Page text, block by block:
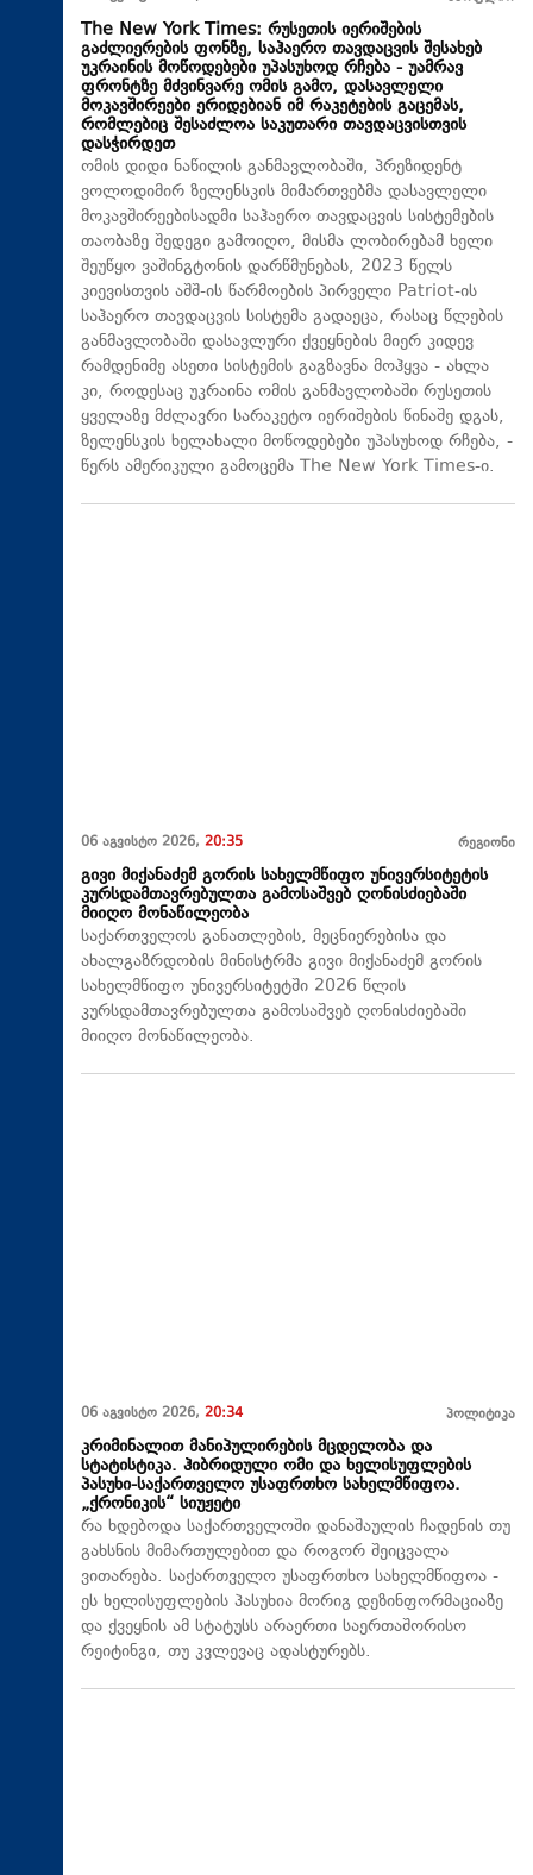
The New York Times: რუსეთის იერიშების
გაძლიერების ფონზე, საჰაერო თავდაცვის შესახებ
უკრაინის მოწოდებები უპასუხოდ რჩება - უამრავ
ფრონტზე მძვინვარე ომის გამო, დასავლელი
მოკავშირეები ერიდებიან იმ რაკეტების გაცემას,
რომლებიც შესაძლოა საკუთარი თავდაცვისთვის
დასჭირდეთ
ომის დიდი ნაწილის განმავლობაში, პრეზიდენტ
ვოლოდიმირ ზელენსკის მიმართვებმა დასავლელი
მოკავშირეებისადმი საჰაერო თავდაცვის სისტემების
თაობაზე შედეგი გამოიღო, მისმა ლობირებამ ხელი
შეუწყო ვაშინგტონის დარწმუნებას, 2023 წელს
კიევისთვის აშშ-ის წარმოების პირველი Patriot-ის
საჰაერო თავდაცვის სისტემა გადაეცა, რასაც წლების
განმავლობაში დასავლური ქვეყნების მიერ კიდევ
რამდენიმე ასეთი სისტემის გაგზავნა მოჰყვა - ახლა
კი, როდესაც უკრაინა ომის განმავლობაში რუსეთის
ყველაზე მძლავრი სარაკეტო იერიშების წინაშე დგას,
ზელენსკის ხელახალი მოწოდებები უპასუხოდ რჩება, -
წერს ამერიკული გამოცემა The New York Times-ი.
06 აგვისტო 2026, 20:35 რეგიონი
გივი მიქანაძემ გორის სახელმწიფო უნივერსიტეტის
კურსდამთავრებულთა გამოსაშვებ ღონისძიებაში
მიიღო მონაწილეობა
საქართველოს განათლების, მეცნიერებისა და
ახალგაზრდობის მინისტრმა გივი მიქანაძემ გორის
სახელმწიფო უნივერსიტეტში 2026 წლის
კურსდამთავრებულთა გამოსაშვებ ღონისძიებაში
მიიღო მონაწილეობა.
06 აგვისტო 2026, 20:34 პოლიტიკა
კრიმინალით მანიპულირების მცდელობა და
სტატისტიკა. ჰიბრიდული ომი და ხელისუფლების
პასუხი-საქართველო უსაფრთხო სახელმწიფოა.
„ქრონიკის“ სიუჟეტი
რა ხდებოდა საქართველოში დანაშაულის ჩადენის თუ
გახსნის მიმართულებით და როგორ შეიცვალა
ვითარება. საქართველო უსაფრთხო სახელმწიფოა -
ეს ხელისუფლების პასუხია მორიგ დეზინფორმაციაზე
და ქვეყნის ამ სტატუსს არაერთი საერთაშორისო
რეიტინგი, თუ კვლევაც ადასტურებს.